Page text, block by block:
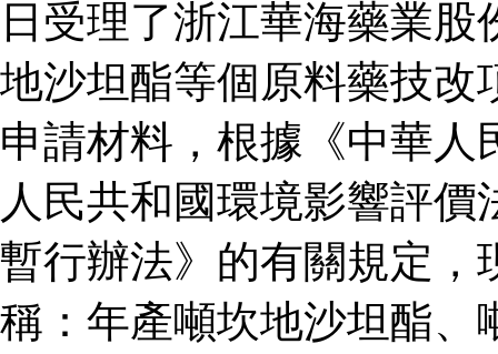
日受理了浙江華海藥業
地沙坦酯等個原料藥技改
申請材料，根據《中華
人民共和國環境影響評
暫行辦法》的有關規定，
稱：年產噸坎地沙坦酯、